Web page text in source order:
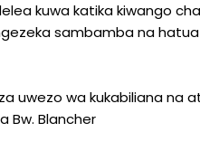
kuwa katika kiwango
sambamba na
uwezo wa kukabiliana na
Bw. Blancher